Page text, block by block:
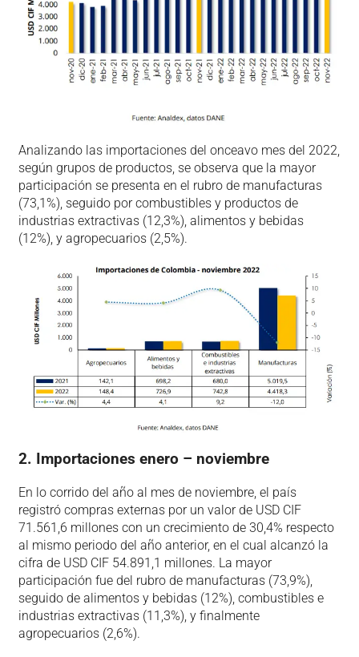
Analizando las importaciones del onceavo mes del 2022,
según grupos de productos, se observa que la mayor
participación se presenta en el rubro de manufacturas
(73,1%), seguido por combustibles y productos de
industrias extractivas (12,3%), alimentos y bebidas
(12%), y agropecuarios (2,5%).
2. Importaciones enero – noviembre
En lo corrido del año al mes de noviembre, el país
registró compras externas por un valor de USD CIF
71.561,6 millones con un crecimiento de 30,4% respecto
al mismo periodo del año anterior, en el cual alcanzó la
cifra de USD CIF 54.891,1 millones. La mayor
participación fue del rubro de manufacturas (73,9%),
seguido de alimentos y bebidas (12%), combustibles e
industrias extractivas (11,3%), y finalmente
agropecuarios (2,6%).